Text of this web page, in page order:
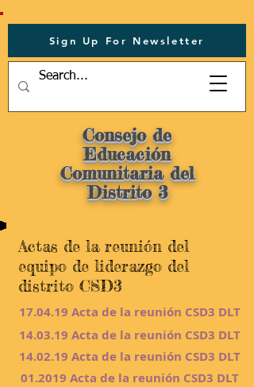
Sign Up For Newsletter
Consejo de
Educación
Comunitaria del
Distrito 3
Actas de la reunión del
equipo de liderazgo del
distrito CSD3
17.04.19 Acta de la reunión CSD3 DLT
14.03.19 Acta de la reunión CSD3 DLT
14.02.19 Acta de la reunión CSD3 DLT
01.2019 Acta de la reunión CSD3 DLT